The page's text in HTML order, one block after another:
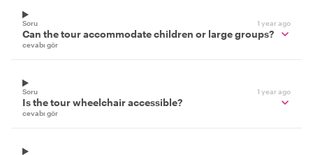
Soru 1 year ago
Can the tour accommodate children or large groups?
cevabı gör
Soru 1 year ago
Is the tour wheelchair accessible?
cevabı gör